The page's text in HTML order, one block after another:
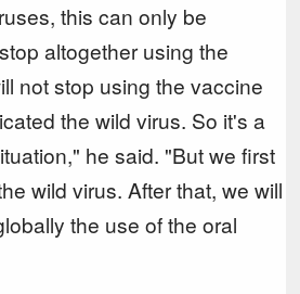
this can only be
altogether using the
not stop using the vaccine
the wild virus. So it's a
he said. "But we first
wild virus. After that, we will
the use of the oral